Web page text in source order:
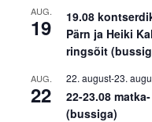
AUG.
19
19.08
Pärn ja Heiki
ringsõit
AUG.
22
22. august-23.
22-23.08
(bussiga)